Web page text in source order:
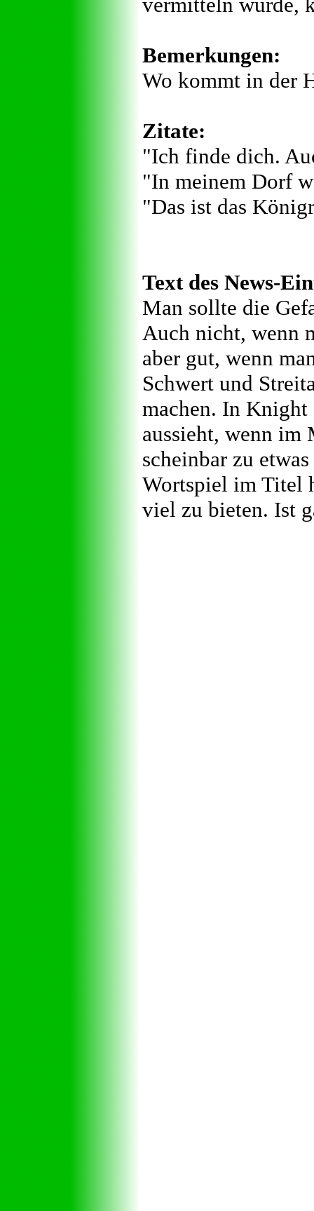
Bemerkungen:
Wo kommt in der
Zitate:
"Ich finde dich.
"In meinem Dorf
"Das ist das
Text des News-
Man sollte die
Auch nicht, wenn
aber gut, wenn
Schwert und
machen. In Knight
aussieht, wenn im
scheinbar zu
Wortspiel im Titel
viel zu bieten. Ist